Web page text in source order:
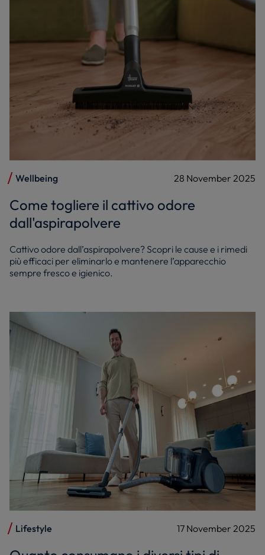
Wellbeing 28 November 2025
Come togliere il cattivo odore
dall'aspirapolvere
Cattivo odore dall’aspirapolvere? Scopri le cause e i rimedi
più efficaci per eliminarlo e mantenere l’apparecchio
sempre fresco e igienico.
Lifestyle 17 November 2025